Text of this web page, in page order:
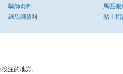
騎師資料
練馬師資料
馬匹搬
貼士指
注的地方。